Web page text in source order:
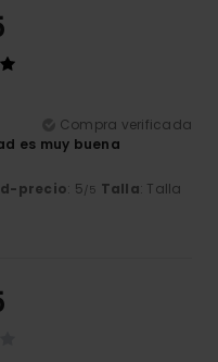
Compra verificada
es muy buena
precio: 5/5 Talla: Talla